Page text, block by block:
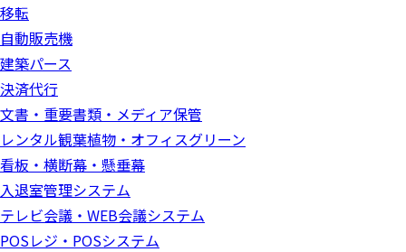
移転
自動販売機
建築パース
決済代行
文書・重要書類・メディア保管
レンタル観葉植物・オフィスグリーン
看板・横断幕・懸垂幕
入退室管理システム
テレビ会議・WEB会議システム
POSレジ・POSシステム